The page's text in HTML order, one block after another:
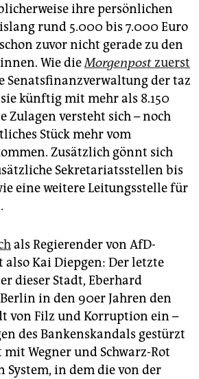
ihre persönlichen
rund 5.000 bis 7.000 Euro
zuvor nicht gerade zu den
Wie dieMorgenpostzuerst
Senatsfinanzverwaltung der taz
künftig mit mehr als 8.150
Zulagen versteht sich – noch
Stück mehr vom
Zusätzlich gönnt sich
Sekretariatsstellen bis
eine weitere Leitungsstelle für
als Regierender von AfD-
Kai Diepgen: Der letzte
dieser Stadt, Eberhard
in den 90er Jahren den
von Filz und Korruption ein –
des Bankenskandals gestürzt
Wegner und Schwarz-Rot
System, in dem die von der